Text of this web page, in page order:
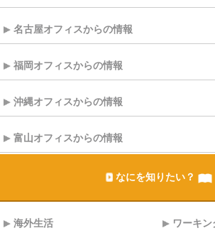
名古屋オフィスからの情報
福岡オフィスからの情報
沖縄オフィスからの情報
富山オフィスからの情報
なにを知りたい？
海外生活 ワーキ